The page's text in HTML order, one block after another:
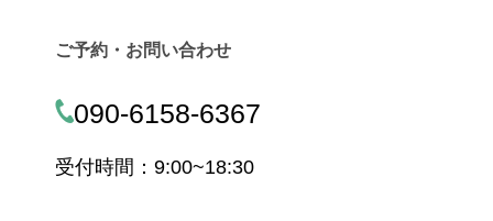
ご予約・お問い合わせ
090-6158-6367
受付時間：9:00~18:30